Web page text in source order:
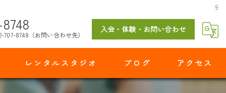
9
707-8748（お問い合わせ先）
入会・体験・お問い合わせ
レンタルスタジオ ブログ アクセス